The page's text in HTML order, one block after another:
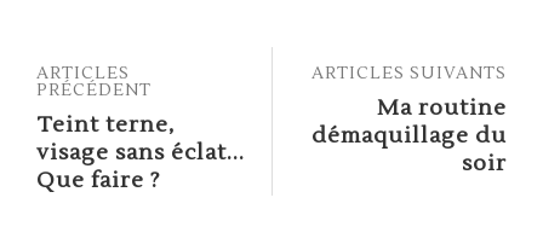
ARTICLES SUIVANTS
Ma routine
démaquillage du
soir
ARTICLES
PRÉCÉDENT
Teint terne,
visage sans éclat...
Que faire ?